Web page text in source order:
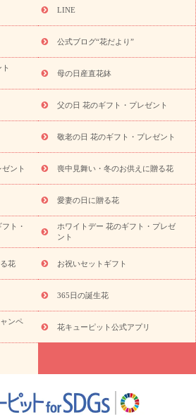
「きょう誕生日なんです」キャンペーン
花特集 当日配達特急便
お祝い商品
新築・引っ越し祝い
出産祝い 退院祝い・快気祝い
還暦
ト ペットのお祝いフラワー
商品一覧 お供え・お悔やみの花
通夜・葬儀に贈る花
お供え お花とセッ
お祝い返し お見舞い
お取り
タイルから探す
アレンジメント
お祝い ミディ胡蝶蘭・お供え
観葉植物 産直多肉植物
プリザーブ
供え・お悔やみ 花とセットギフト
hanamore -ハナモア-）
花とみどりの
のeGfit カラー ピンク
種類 バラ ユリ トルコキキョウ
予
お祝い・3000円～ お祝い・
祝い・7000円～ お祝い・10000円～
供え・お悔やみ・3000円～
お供え・お
え・お悔やみ・7000円～
お供え・お悔
365日の誕生花カレンダー
開店・開業祝
お祝いを贈るときのマナー・
のお祝いコラム一覧
誕生日のお花を「色
LINE
公式ブログ“花だより”
母の日産直花鉢
父の日 花のギフト・プレゼント
敬老の日 花のギフト・プレゼント
ント 喪中見舞い・冬のお供えに贈る花
愛妻の日に贈る花
ト・
ホワイトデー 花のギフト・プレゼ
ント
花 お祝いセットギフト
365日の誕生花
ンペ
花キューピット公式アプリ